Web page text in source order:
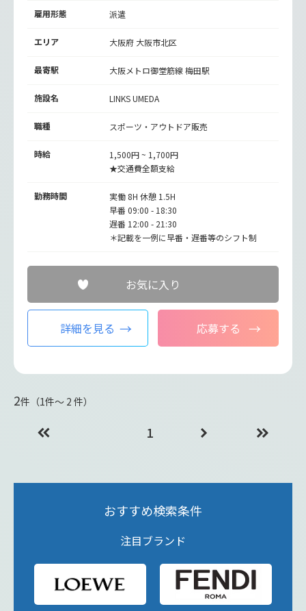
雇用形態 派遣
エリア 大阪府 大阪市北区
最寄駅 大阪メトロ御堂筋線梅田駅
施設名 LINKS UMEDA
職種 スポーツ・アウトドア販売
時給
1,500円 ~ 1,700円
★交通費全額支給
勤務時間
実働 8H 休憩 1.5H
早番 09:00 - 18:30
遅番 12:00 - 21:30
＊記載を一例に早番・遅番等のシフト制
お気に入り
詳細を見る 応募する
2件（1件〜 2 件）
1
おすすめ検索条件
注目ブランド